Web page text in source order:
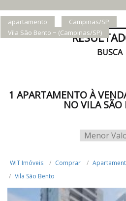
apartamento
Campinas/SP
Vila São Bento ~ (Campinas/SP)
BUSCA
1 APARTAMENTO À
NO VILA SÃO
WIT Imóveis Comprar
Vila São Bento